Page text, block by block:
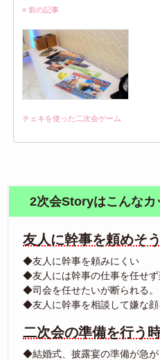
« 前の記事
チェキを使った二次会ゲーム
2次会Storyはこんなカ
友人に幹事を頼めそ
◆友人に幹事を頼みにくい
◆友人には幹事の仕事を任せず
◆司会を任せたいが断られる。
◆友人に幹事を相談して嫌な顔
二次会の準備を行う
◆結婚式、披露宴の準備が急